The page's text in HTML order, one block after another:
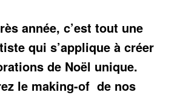
année, c’est tout une
qui s’applique à créer
de Noël unique.
le making-of de nos